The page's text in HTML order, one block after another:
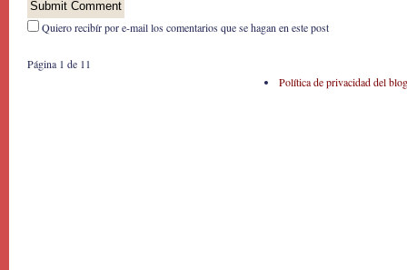
Quiero recibír por e-mail los comentarios que se hagan en este post
Página 1 de 1 1
Política de privacidad del